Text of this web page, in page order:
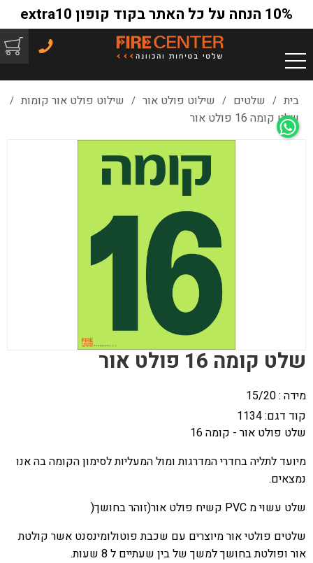
10% הנחה על כל האתר בקוד קופון extra10
בית / שלטים / שילוט פולט אור / שילוט פולט אור קומות /
שלט קומה 16 פולט אור
שלט קומה 16 פולט אור
מידה : 15/20
קוד דגם:1134
שלט פולט אור - קומה 16
מיועד לתליה בחדרי המדרגות ומול המעליות לסימון הקומה בה אנו
נמצאים.
שלט עשוי מ PVC קשיח פולט אור(זוהר בחושך)
שלטים פולטי אור מיוצרים עם שכבת פוטולומינסנט אשר קולטת
אור ופולטת בחושך למשך של בין שעתיים ל 8 שעות
.